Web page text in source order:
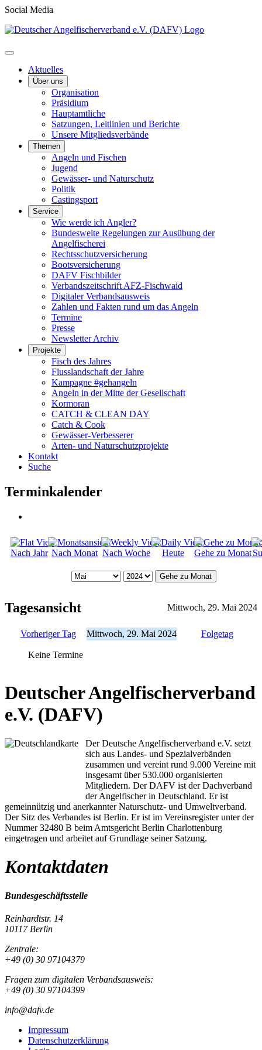
Social Media
Aktuelles
Über uns
Organisation
Präsidium
Hauptamtliche
Satzungen, Leitlinien und Berichte
Unsere Mitgliedsverbände
Themen
Angeln und Fischen
Jugend
Gewässer- und Naturschutz
Politik
Castingsport
Service
Wie werde ich Angler?
Bundesweite Regelungen zur Ausübung der
Angelfischerei
Rechtsschutzversicherung
Bootsversicherung
DAFV Fischbilder
Verbandszeitschrift AFZ-Fischwaid
Digitaler Verbandsausweis
Zahlen und Fakten rund um das Angeln
Termine
Presse
Newsletter Archiv
Projekte
Fisch des Jahres
Flusslandschaft der Jahre
Kampagne #gehangeln
Angeln in der Mitte der Gesellschaft
Kormoran
CATCH & CLEAN DAY
Catch & Cook
Gewässer-Verbesserer
Arten- und Naturschutzprojekte
Kontakt
Suche
Terminkalender
Nach Jahr Nach Monat Nach Woche Heute Gehe zu Monat
Gehe zu Monat
Tagesansicht Mittwoch, 29. Mai 2024
Vorheriger Tag Mittwoch, 29. Mai 2024 Folgetag
Keine Termine
Deutscher Angelfischerverband
e.V. (DAFV)
Der Deutsche Angelfischerverband e.V. setzt
sich aus Landes- und Spezialverbänden
zusammen und vereint rund 9.000 Vereine mit
insgesamt über 530.000 organisierten
Mitgliedern. Der DAFV ist der Dachverband
der Angelfischer in Deutschland. Er ist
gemeinnützig und anerkannter Naturschutz- und Umweltverband.
Der Sitz des Verbandes ist Berlin. Er ist im Vereinsregister unter der
Nummer 32480 B beim Amtsgericht Berlin Charlottenburg
eingetragen und arbeitet auf Grundlage seiner Satzung.
Kontaktdaten
Bundesgeschäftsstelle
Reinhardtstr. 14
10117 Berlin
Zentrale:
+49 (0) 30 97104379
Fragen zum digitalen Verbandsausweis:
+49 (0) 30 97104399
info@dafv.de
Impressum
Datenschutzerklärung